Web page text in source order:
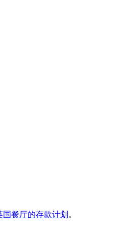
餐厅的存款计划 。